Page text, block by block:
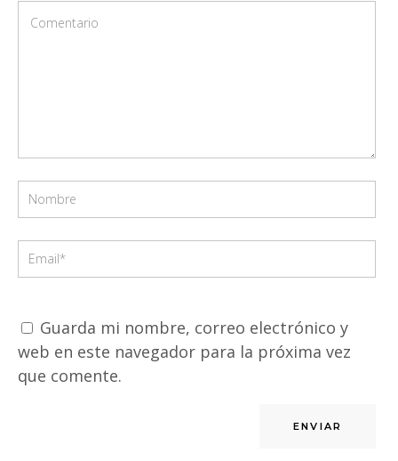
Guarda mi nombre, correo electrónico y
web en este navegador para la próxima vez
que comente.